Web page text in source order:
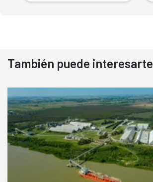
También puede interesarte